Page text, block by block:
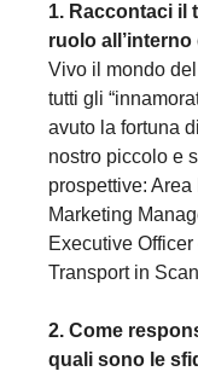
1. Raccontaci il
ruolo
Vivo il mondo
tutti gli
avuto la fortuna
nostro piccolo e
prospettive:
Marketing
Executive
Transport in
2. Come
quali sono le